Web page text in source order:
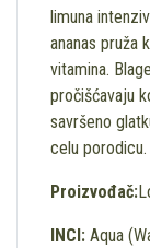
limuna
ananas pruža
vitamina.
pročišćavaju
savršeno
celu porodicu.
Proizvođač:
INCI: Aqua